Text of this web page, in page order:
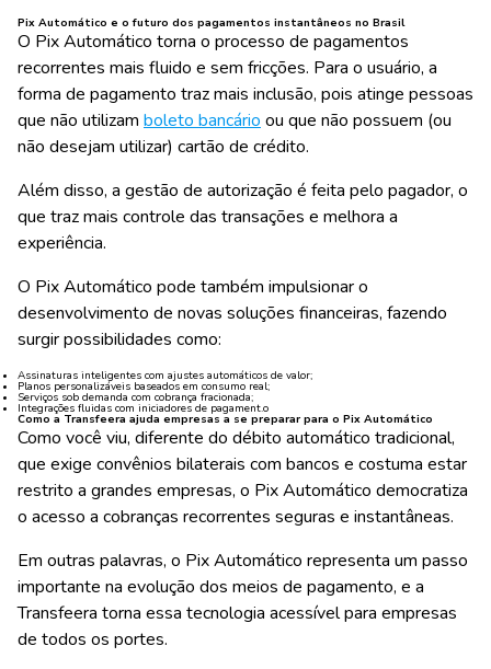
Pix Automático e o futuro dos pagamentos instantâneos no Brasil
O Pix Automático torna o processo de pagamentos
recorrentes mais fluido e sem fricções. Para o usuário, a
forma de pagamento traz mais inclusão, pois atinge pessoas
que não utilizam boleto bancário ou que não possuem (ou
não desejam utilizar) cartão de crédito.
Além disso, a gestão de autorização é feita pelo pagador, o
que traz mais controle das transações e melhora a
experiência.
O Pix Automático pode também impulsionar o
desenvolvimento de novas soluções financeiras, fazendo
surgir possibilidades como:
Assinaturas inteligentes com ajustes automáticos de valor;
Planos personalizáveis baseados em consumo real;
Serviços sob demanda com cobrança fracionada;
Integrações fluidas com iniciadores de pagament.o
Como a Transfeera ajuda empresas a se preparar para o Pix Automático
Como você viu, diferente do débito automático tradicional,
que exige convênios bilaterais com bancos e costuma estar
restrito a grandes empresas, o Pix Automático democratiza
o acesso a cobranças recorrentes seguras e instantâneas.
Em outras palavras, o Pix Automático representa um passo
importante na evolução dos meios de pagamento, e a
Transfeera torna essa tecnologia acessível para empresas
de todos os portes.